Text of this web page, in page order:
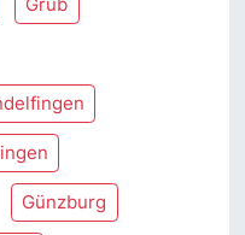
Grub
Günzburg